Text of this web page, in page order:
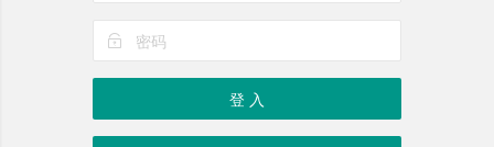
登 入